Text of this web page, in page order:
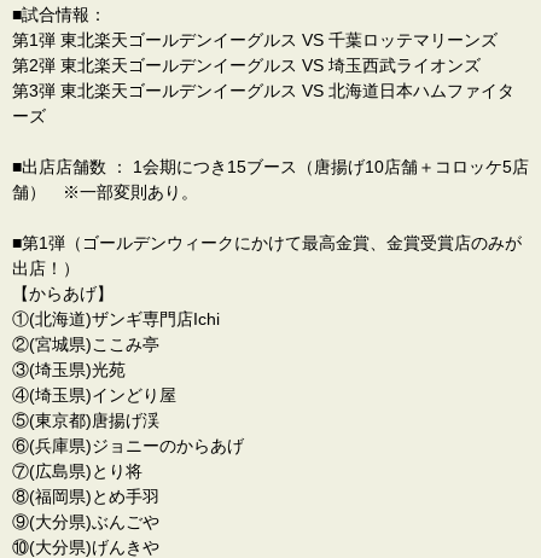
■試合情報：
第1弾 東北楽天ゴールデンイーグルス VS 千葉ロッテマリーンズ
第2弾 東北楽天ゴールデンイーグルス VS 埼玉西武ライオンズ
第3弾 東北楽天ゴールデンイーグルス VS 北海道日本ハムファイタ
ーズ
■出店店舗数 ： 1会期につき15ブース（唐揚げ10店舗＋コロッケ5店
舗） ※一部変則あり。
■第1弾（ゴールデンウィークにかけて最高金賞、金賞受賞店のみが
出店！）
【からあげ】
①(北海道)ザンギ専門店Ichi
②(宮城県)ここみ亭
③(埼玉県)光苑
④(埼玉県)インどり屋
⑤(東京都)唐揚げ渓
⑥(兵庫県)ジョニーのからあげ
⑦(広島県)とり将
⑧(福岡県)とめ手羽
⑨(大分県)ぶんごや
⑩(大分県)げんきや